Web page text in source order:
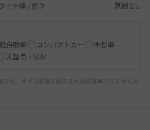
イヤ幅 / 重さ 制限なし
自動車 コンパクトカー
中型車
大型車・SUV
でも、サイズ制限を超えるものは駐車できませんの